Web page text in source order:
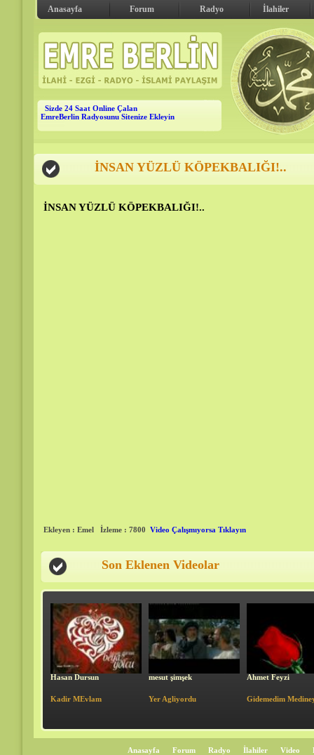
Anasayfa Forum Radyo İlahiler
Sizde 24 Saat Online Çalan
EmreBerlin Radyosunu Sitenize Ekleyin
İNSAN YÜZLÜ KÖPEKBALIĞI!..
İNSAN YÜZLÜ KÖPEKBALIĞI!..
Ekleyen : Emel İzleme : 7800 Video Çalışmıyorsa Tıklayın
Son Eklenen Videolar
mesut şimşek
Yer Agliyordu
Ahmet Feyzi
Gidemedim Medineye
Cemal Kuru
Cennette Cennette
Anasayfa Forum Radyo İlahiler Video